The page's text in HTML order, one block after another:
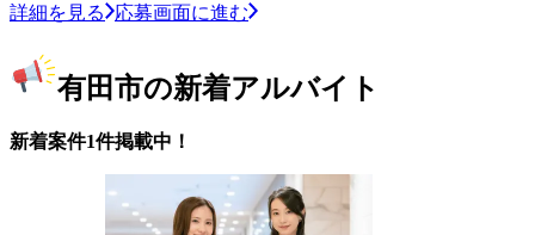
詳細を見る 応募画面に進む
有田市の新着アルバイト
新着案件1件掲載中！